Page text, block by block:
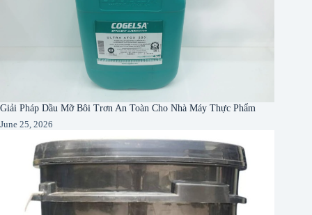
Giải Pháp Dầu Mỡ Bôi Trơn An Toàn Cho Nhà Máy Thực Phẩm
June 25, 2026